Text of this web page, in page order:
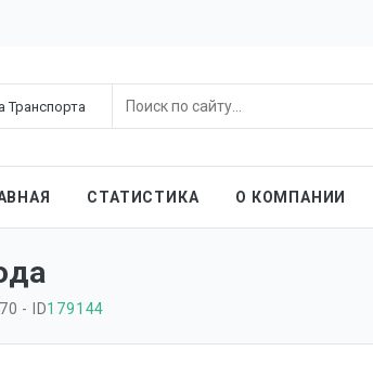
СТАТИСТИКА О КОМПАНИИ
- ID179144